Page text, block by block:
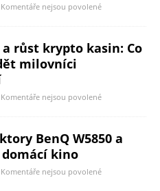
Komentáře nejsou povolené
růst krypto kasin: Co
milovníci
Komentáře nejsou povolené
BenQ W5850 a
domácí kino
Komentáře nejsou povolené